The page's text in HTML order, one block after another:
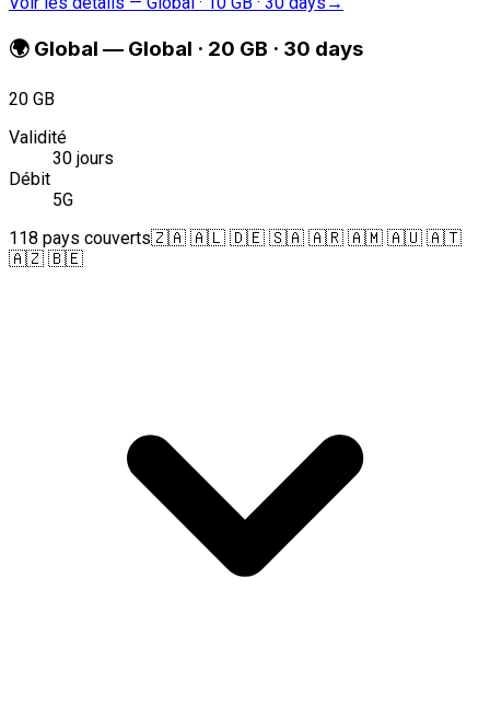
🌍 Global — Global · 20 GB · 30 days
20 GB
Validité
30 jours
Débit
5G
118 pays couverts🇿🇦 🇦🇱 🇩🇪 🇸🇦 🇦🇷 🇦🇲 🇦🇺 🇦🇹
🇦🇿 🇧🇪